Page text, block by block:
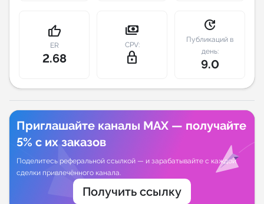
thumb_up
ER
2.68
payments
CPV:
lock_outline
update
Публикаций в
день:
9.0
Приглашайте каналы MAX — получайте
5% с их заказов
Поделитесь реферальной ссылкой — и зарабатывайте с каждой
сделки привлечённого канала.
Получить ссылку